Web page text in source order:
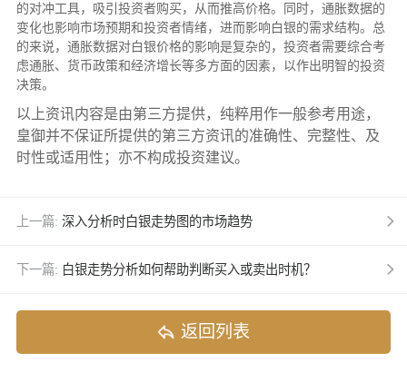
的对冲工具，吸引投资者购买，从而推高价格。同时，通胀数据的
变化也影响市场预期和投资者情绪，进而影响白银的需求结构。总
的来说，通胀数据对白银价格的影响是复杂的，投资者需要综合考
虑通胀、货币政策和经济增长等多方面的因素，以作出明智的投资
决策。
以上资讯内容是由第三方提供，纯粹用作一般参考用途，
皇御并不保证所提供的第三方资讯的准确性、完整性、及
时性或适用性；亦不构成投资建议。
上一篇: 深入分析时白银走势图的市场趋势
下一篇: 白银走势分析如何帮助判断买入或卖出时机？
返回列表